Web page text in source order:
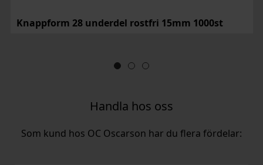
Knappform 28 underdel rostfri 15mm 1000st
Handla hos oss
Som kund hos OC Oscarson har du flera fördelar: